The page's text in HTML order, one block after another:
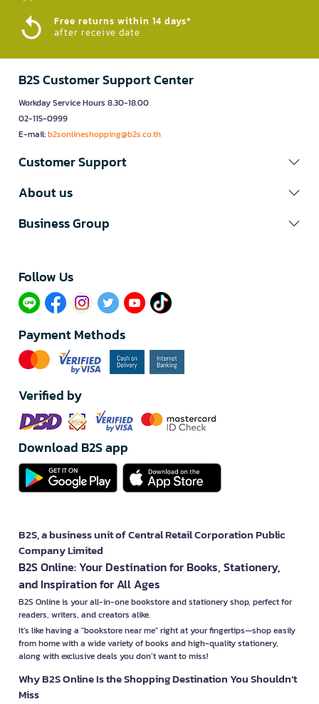
Free returns within 14 days*
after receive date
B2S Customer Support Center
Workday Service Hours 8.30-18.00
02-115-0999
E-mail:b2sonlineshopping@b2s.co.th
Customer Support
About us
Business Group
Follow Us​
Payment Methods
Verified by
Download B2S app
B2S, a business unit of Central Retail Corporation Public
Company Limited
B2S Online: Your Destination for Books, Stationery,
and Inspiration for All Ages
B2S Online is your all-in-one bookstore and stationery shop, perfect for
readers, writers, and creators alike.
It’s like having a "bookstore near me" right at your fingertips—shop easily
from home with a wide variety of books and high-quality stationery,
along with exclusive deals you don’t want to miss!
Why B2S Online Is the Shopping Destination You Shouldn’t
Miss